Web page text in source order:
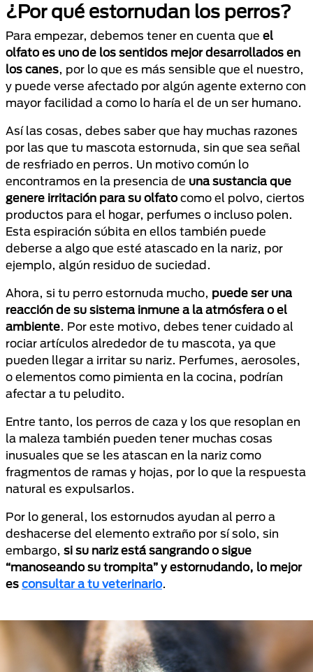
¿Por qué estornudan los perros?
Para empezar, debemos tener en cuenta que el
olfato es uno de los sentidos mejor desarrollados en
los canes, por lo que es más sensible que el nuestro,
y puede verse afectado por algún agente externo con
mayor facilidad a como lo haría el de un ser humano.
Así las cosas, debes saber que hay muchas razones
por las que tu mascota estornuda, sin que sea señal
de resfriado en perros. Un motivo común lo
encontramos en la presencia de una sustancia que
genere irritación para su olfatocomo el polvo, ciertos
productos para el hogar, perfumes o incluso polen.
Esta espiración súbita en ellos también puede
deberse a algo que esté atascado en la nariz, por
ejemplo, algún residuo de suciedad.
Ahora, si tu perro estornuda mucho, puede ser una
reacción de su sistema inmune a la atmósfera o el
ambiente. Por este motivo, debes tener cuidado al
rociar artículos alrededor de tu mascota, ya que
pueden llegar a irritar su nariz. Perfumes, aerosoles,
o elementos como pimienta en la cocina, podrían
afectar a tu peludito.
Entre tanto, los perros de caza y los que resoplan en
la maleza también pueden tener muchas cosas
inusuales que se les atascan en la nariz como
fragmentos de ramas y hojas, por lo que la respuesta
natural es expulsarlos.
Por lo general, los estornudos ayudan al perro a
deshacerse del elemento extraño por sí solo, sin
embargo, si su nariz está sangrando o sigue
“manoseando su trompita” y estornudando, lo mejor
es consultar a tu veterinario.